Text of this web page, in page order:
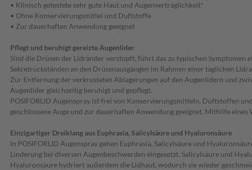
• Klinisch getestete sehr gute Haut und Augenverträglichkeit*
• Ohne Konservierungsmittel und Duftstoffe
• Zur dauerhaften Anwendung geeignet
Pflegt und beruhigt gereizte Augenlider
Sind die Drüsen der Lidränder verstopft, führt das zu typischen
Sekretrückständen an den Drüsenausgängen im Rahmen einer täglichen
Zur Entfernung der verkrusteten Ablagerungen auf den Augenlidern und
Augenlider gleichzeitig beruhigt und gepflegt.
POSIFORLID Augenspray ist frei von Konservierungsmitteln, Duftstoffen
geschlossene Auge und zur dauerhaften Anwendung geeignet. Mithilfe
Einzigartiger Dreiklang aus Euphrasia, Salicylsäure und Hyaluronsäure
In POSIFORLID Augenspray gehen Euphrasia, Salicylsäure und
Linderung bei diversen Augenbeschwerden eingesetzt. Salicylsäure und
Hyaluronsäure hydriert außerdem die Lidhaut, wodurch sie wieder